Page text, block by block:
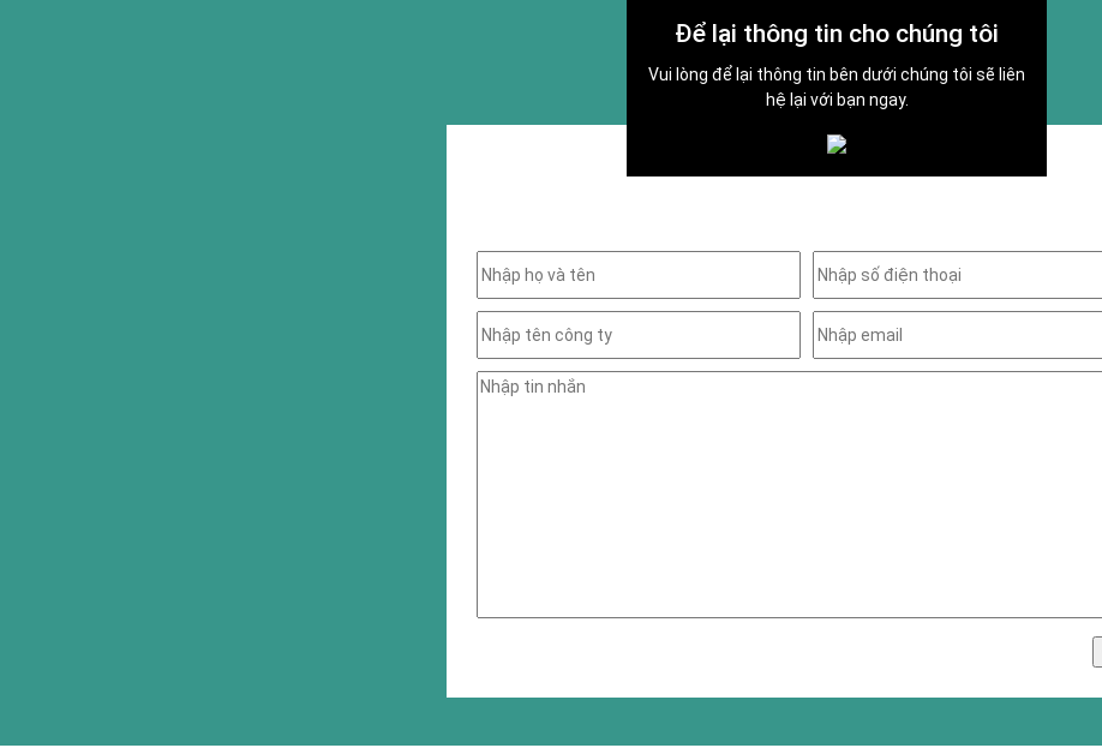
Để lại thông tin cho chúng tôi
Vui lòng để lại thông tin bên dưới chúng tôi sẽ liên
hệ lại với bạn ngay.